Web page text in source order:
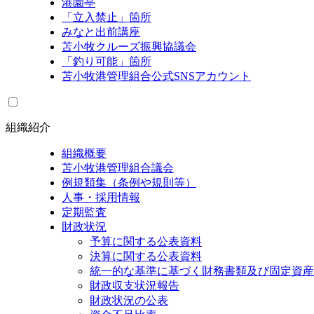
港園亭
「立入禁止」箇所
みなと出前講座
苫小牧クルーズ振興協議会
「釣り可能」箇所
苫小牧港管理組合公式SNSアカウント
組織紹介
組織概要
苫小牧港管理組合議会
例規類集（条例や規則等）
人事・採用情報
定期監査
財政状況
予算に関する公表資料
決算に関する公表資料
統一的な基準に基づく財務書類及び固定資
財政収支状況報告
財政状況の公表